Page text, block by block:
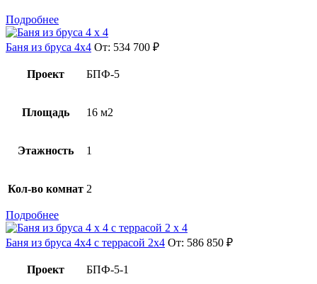
Подробнее
Баня из бруса 4х4 От: 534 700 ₽
Проект БПФ-5
Площадь 16 м2
Этажность 1
Кол-во комнат 2
Подробнее
Баня из бруса 4х4 с террасой 2х4 От: 586 850 ₽
Проект БПФ-5-1